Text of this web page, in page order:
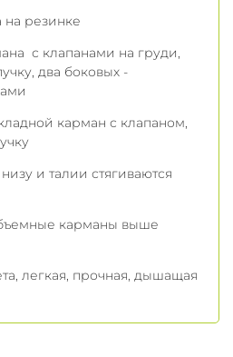
на резинке
с клапанами на груди,
два боковых -
карман с клапаном,
и талии стягиваются
карманы выше
легкая, прочная, дышащая